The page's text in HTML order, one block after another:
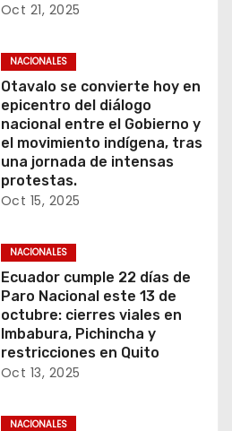
Oct 21, 2025
NACIONALES
Otavalo se convierte hoy en
epicentro del diálogo
nacional entre el Gobierno y
el movimiento indígena, tras
una jornada de intensas
protestas.
Oct 15, 2025
NACIONALES
Ecuador cumple 22 días de
Paro Nacional este 13 de
octubre: cierres viales en
Imbabura, Pichincha y
restricciones en Quito
Oct 13, 2025
NACIONALES